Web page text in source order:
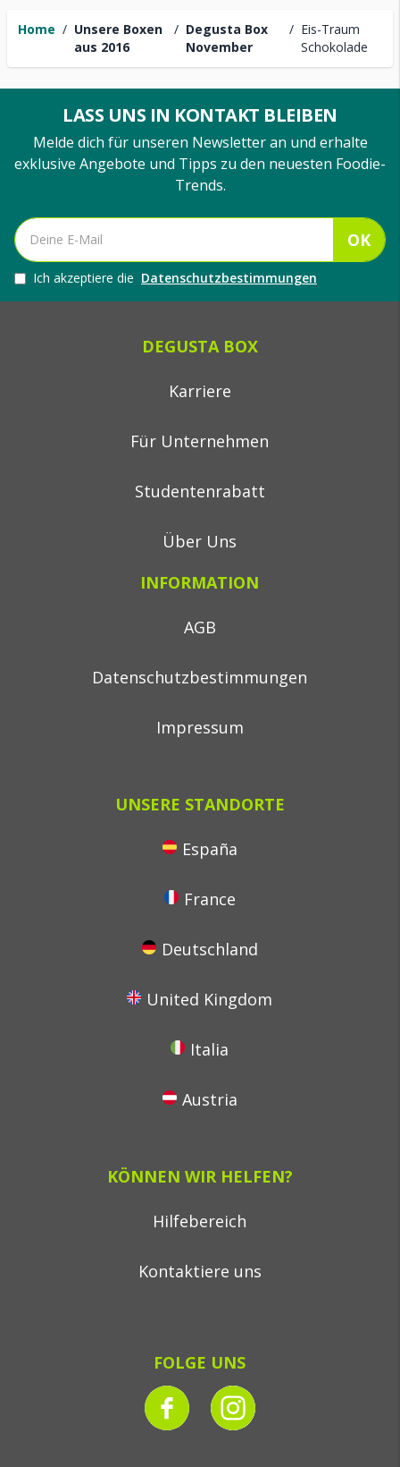
Home / Unsere Boxen
aus 2016
/ Degusta Box
November
/ Eis-Traum
Schokolade
LASS UNS IN KONTAKT BLEIBEN
Melde dich für unseren Newsletter an und erhalte
exklusive Angebote und Tipps zu den neuesten Foodie-
Trends.
OK
Ich akzeptiere die Datenschutzbestimmungen
DEGUSTA BOX
Karriere
Für Unternehmen
Studentenrabatt
Über Uns
INFORMATION
AGB
Datenschutzbestimmungen
Impressum
UNSERE STANDORTE
España
France
Deutschland
United Kingdom
Italia
Austria
KÖNNEN WIR HELFEN?
Hilfebereich
Kontaktiere uns
FOLGE UNS